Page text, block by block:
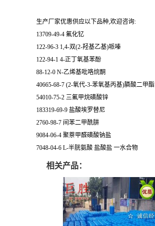
生产厂家优惠供应以下品种,欢迎咨询:
13709-49-4 氟化钇
122-96-3 1,4-双(2-羟基乙基)哌嗪
122-94-1 4-正丁氧基苯酚
88-12-0 N-乙烯基吡咯烷酮
40665-68-7 (2-氧代-3-苯氧基丙基)膦酸二甲酯
54010-75-2 三氟甲烷磺酸锌
183319-69-9 盐酸埃罗替尼
2760-98-7 间苯二甲酰肼
9084-06-4 聚萘甲醛磺酸钠盐
7048-04-6 L-半胱氨酸 盐酸盐 一水合物
相关产品：